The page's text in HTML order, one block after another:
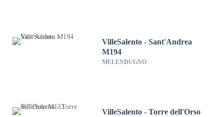
VilleSalento - Sant'Andrea
M194
MELENDUGNO
VilleSalento - Torre dell'Orso